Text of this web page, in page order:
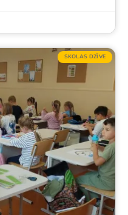
SKOLAS DZĪVE